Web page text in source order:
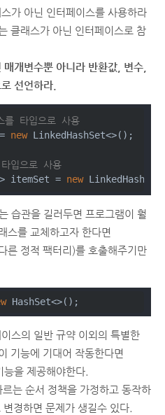
가 아닌 인터페이스를 사용하라
클래스가 아닌 인터페이스로 참
개변수뿐 아니라 반환값, 변수,
선언하라.
타입으로 사용
new LinkedHashSet<>();
입으로 사용
itemSet = new
습관을 길러두면 프로그램이 훨
스를 교체하고자 한다면
른 정적 팩터리)를 호출해주기만
HashSet<>();
스의 일반 규약 이외의 특별한
기능에 기대어 작동한다면
을 제공해야한다.
는 순서 정책을 가정하고 동작하
경하면 문제가 생길수 있다.